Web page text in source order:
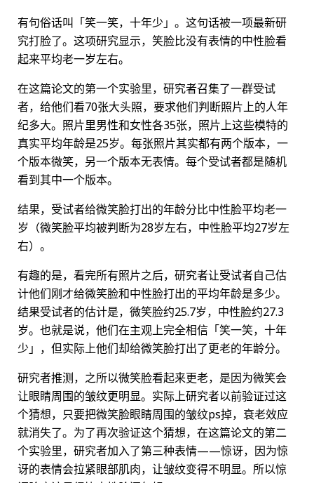
有句俗话叫「笑一笑，十年少」。这句话被一项最新研
究打脸了。这项研究显示，笑脸比没有表情的中性脸看
起来平均老一岁左右。
在这篇论文的第一个实验里，研究者召集了一群受试
者，给他们看70张大头照，要求他们判断照片上的人年
纪多大。照片里男性和女性各35张，照片上这些模特的
真实平均年龄是25岁。每张照片其实都有两个版本，一
个版本微笑，另一个版本无表情。每个受试者都是随机
看到其中一个版本。
结果，受试者给微笑脸打出的年龄分比中性脸平均老一
岁（微笑脸平均被判断为28岁左右，中性脸平均27岁左
右）。
有趣的是，看完所有照片之后，研究者让受试者自己估
计他们刚才给微笑脸和中性脸打出的平均年龄是多少。
结果受试者的估计是，微笑脸约25.7岁，中性脸约27.3
岁。也就是说，他们在主观上完全相信「笑一笑，十年
少」，但实际上他们却给微笑脸打出了更老的年龄分。
研究者推测，之所以微笑脸看起来更老，是因为微笑会
让眼睛周围的皱纹更明显。实际上研究者以前验证过这
个猜想，只要把微笑脸眼睛周围的皱纹ps掉，衰老效应
就消失了。为了再次验证这个猜想，在这篇论文的第二
个实验里，研究者加入了第三种表情——惊讶，因为惊
讶的表情会拉紧眼部肌肉，让皱纹变得不明显。所以惊